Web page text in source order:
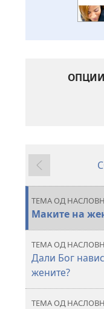
Претходно
ТЕМА ОД
Маките на
ТЕМА ОД
Дали Бог
жените?
ТЕМА ОД